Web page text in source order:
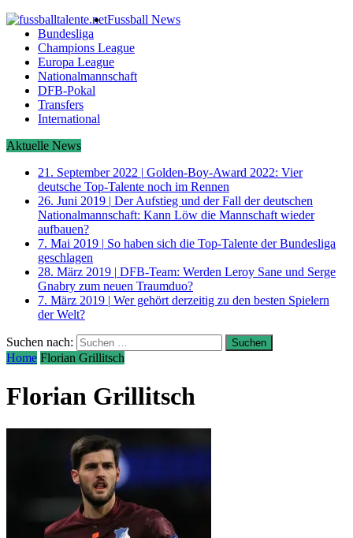
Fussball News
Bundesliga
Champions League
Europa League
Nationalmannschaft
DFB-Pokal
Transfers
International
Aktuelle News
21. September 2022 | Golden-Boy-Award 2022: Vier
deutsche Top-Talente noch im Rennen
26. Juni 2019 | Der Aufstieg und der Fall der deutschen
Nationalmannschaft: Kann Löw die Mannschaft wieder
aufbauen?
7. Mai 2019 | So haben sich die Top-Talente der Bundesliga
geschlagen
28. März 2019 | DFB-Team: Werden Leroy Sane und Serge
Gnabry zum neuen Traumduo?
7. März 2019 | Wer gehört derzeitig zu den besten Spielern
der Welt?
Suchen nach:
Home Florian Grillitsch
Florian Grillitsch